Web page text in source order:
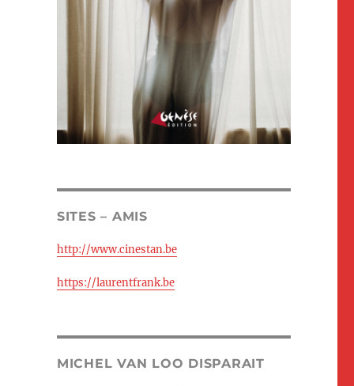
SITES – AMIS
http://www.cinestan.be
https://laurentfrank.be
MICHEL VAN LOO DISPARAIT